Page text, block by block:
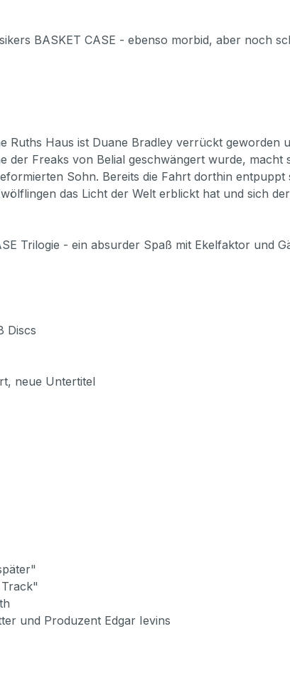
BASKET CASE - ebenso morbid, aber noch
Ruths Haus ist Duane Bradley verrückt geworden
der Freaks von Belial geschwängert wurde,
Sohn. Bereits die Fahrt dorthin
das Licht der Welt erblickt hat und sich
Trilogie - ein absurder Spaß mit Ekelfaktor und
Discs
neue Untertitel
und Produzent Edgar Ievins